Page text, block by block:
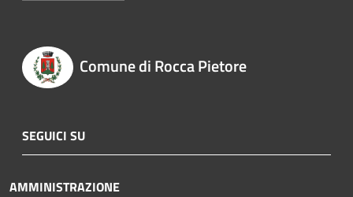
Comune di Rocca Pietore
SEGUICI SU
AMMINISTRAZIONE